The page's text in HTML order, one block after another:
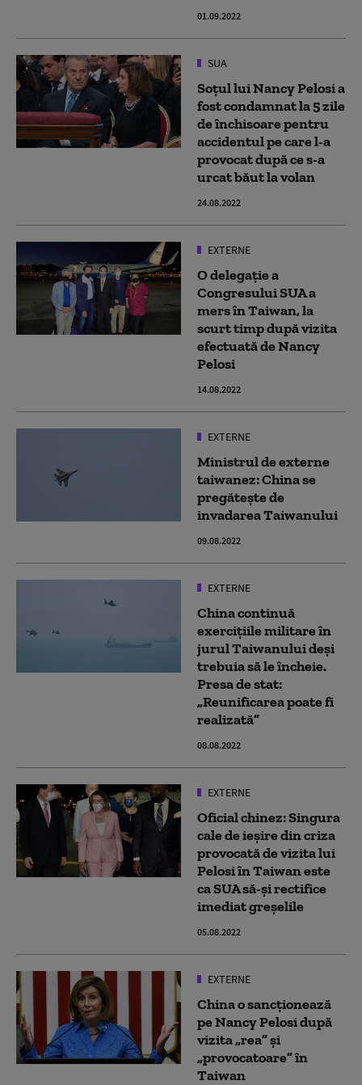
01.09.2022
SUA
Soțul lui Nancy Pelosi a
fost condamnat la 5 zile
de închisoare pentru
accidentul pe care l-a
provocat după ce s-a
urcat băut la volan
24.08.2022
EXTERNE
O delegație a
Congresului SUA a
mers în Taiwan, la
scurt timp după vizita
efectuată de Nancy
Pelosi
14.08.2022
EXTERNE
Ministrul de externe
taiwanez: China se
pregătește de
invadarea Taiwanului
09.08.2022
EXTERNE
China continuă
exercițiile militare în
jurul Taiwanului deși
trebuia să le încheie.
Presa de stat:
„Reunificarea poate fi
realizată”
08.08.2022
EXTERNE
Oficial chinez: Singura
cale de ieșire din criza
provocată de vizita lui
Pelosi în Taiwan este
ca SUA să-și rectifice
imediat greșelile
05.08.2022
EXTERNE
China o sancționează
pe Nancy Pelosi după
vizita „rea” și
„provocatoare” în
Taiwan